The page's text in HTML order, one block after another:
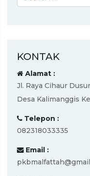
KONTAK
Alamat :
Jl. Raya Cihaur
Desa Kalimanggis
Telepon :
082318033335
Email :